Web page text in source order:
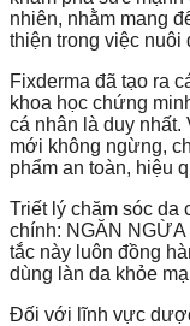
nhiên, nhằm mang
thiện trong việc nuôi
Fixderma đã tạo ra
khoa học chứng
cá nhân là duy nhất.
mới không ngừng,
phẩm an toàn, hiệu
Triết lý chăm sóc da
chính: NGĂN
tắc này luôn đồng
dùng làn da khỏe
Đối với lĩnh vực